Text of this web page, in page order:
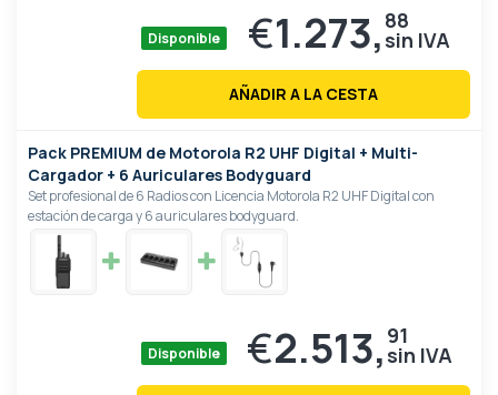
Disponible €1.273, 88
AÑADIR A LA CESTA
Pack PREMIUM de Motorola R2 UHF Digital + Multi-
Cargador + 6 Auriculares Bodyguard
Set profesional de 6 Radios con Licencia Motorola R2 UHF Digital con
estación de carga y 6 auriculares bodyguard.
Disponible €2.513, 91